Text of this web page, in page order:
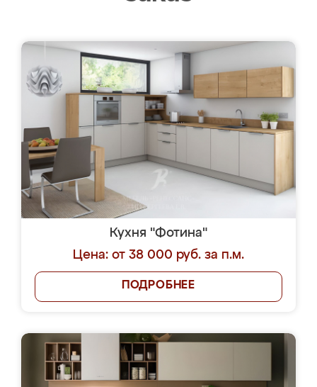
Кухня "Фотина"
Цена: от 38 000 руб. за п.м.
ПОДРОБНЕЕ